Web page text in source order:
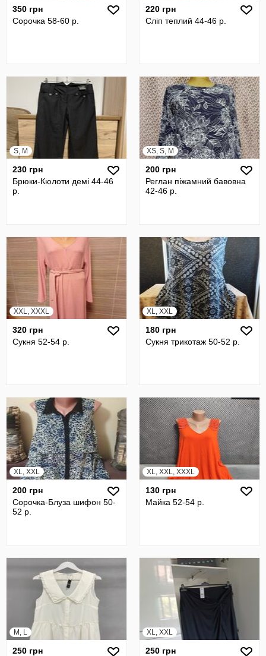
350 грн
Сорочка 58-60 р.
220 грн
Сліп теплий 44-46 р.
S, M
230 грн
Брюки-Кюлоти демі 44-46
р.
XS, S, M
200 грн
Реглан піжамний бавовна
42-46 р.
XXL, XXXL
320 грн
Сукня 52-54 р.
XL, XXL
180 грн
Сукня трикотаж 50-52 р.
XL, XXL
200 грн
Сорочка-Блуза шифон 50-
52 р.
XL, XXL, XXXL
130 грн
Майка 52-54 р.
M, L
250 грн
XL, XXL
250 грн